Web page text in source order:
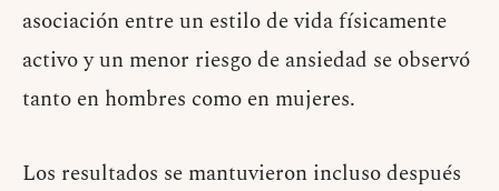
asociación entre un estilo de vida físicamente
activo y un menor riesgo de ansiedad se observó
tanto en hombres como en mujeres.
Los resultados se mantuvieron incluso después